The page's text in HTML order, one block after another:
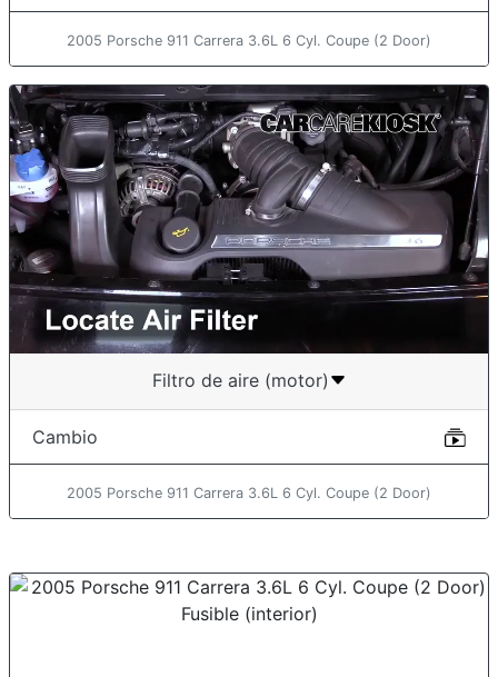
2005 Porsche 911 Carrera 3.6L 6 Cyl. Coupe (2 Door)
Filtro de aire (motor)
Cambio
2005 Porsche 911 Carrera 3.6L 6 Cyl. Coupe (2 Door)